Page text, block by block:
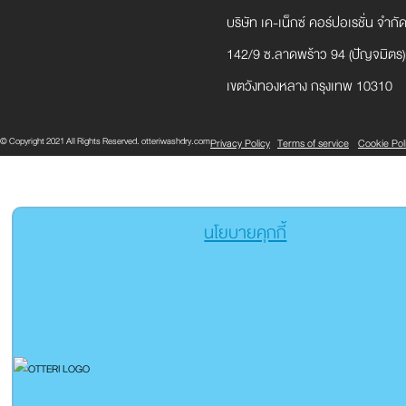
บริษัท เค-เน็กซ์ คอร์ปอเรชั่น จำกั
142/9 ซ.ลาดพร้าว 94 (ปัญจมิต
เขตวังทองหลาง กรุงเทพ 10310
© Copyright 2021 All Rights Reserved. otteriwashdry.comPrivacy Policy Terms of service Cookie
นโยบายคุกกี้